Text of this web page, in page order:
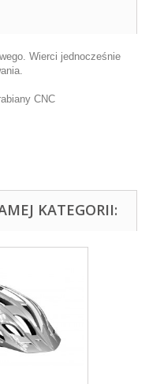
Wierci jednocześnie
CNC
KATEGORII: